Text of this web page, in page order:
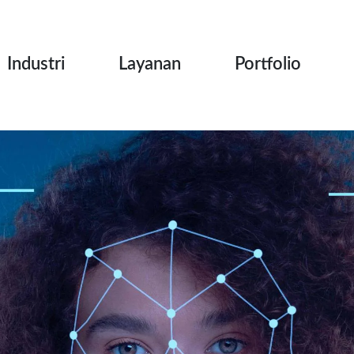
Industri Layanan Portfolio